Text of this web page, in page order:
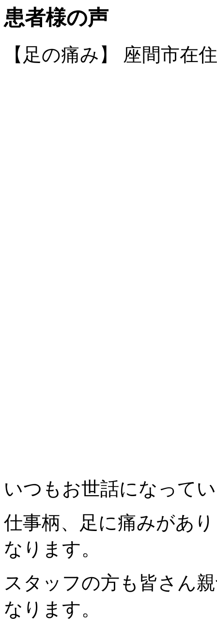
患者様の声
【足の痛み】 座間市
いつもお世話になって
仕事柄、足に痛みがあ
なります。
スタッフの方も皆さん
なります。